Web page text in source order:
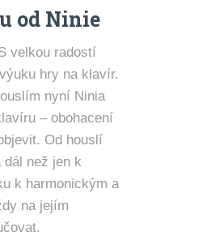
od Ninie
velkou radostí
hry na klavír.
nyní Ninia
– obohacení
Od houslí
než jen k
k harmonickým a
na jejím